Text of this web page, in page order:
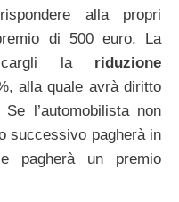
alla propri
di 500 euro. La
la riduzione
alla quale avrà diritto
l’automobilista non
successivo pagherà in
pagherà un premio